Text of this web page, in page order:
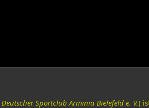
Deutscher Sportclub Arminia Bielefeld e. V.)